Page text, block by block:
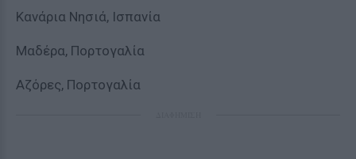
Κανάρια Νησιά, Ισπανία
Μαδέρα, Πορτογαλία
Αζόρες, Πορτογαλία